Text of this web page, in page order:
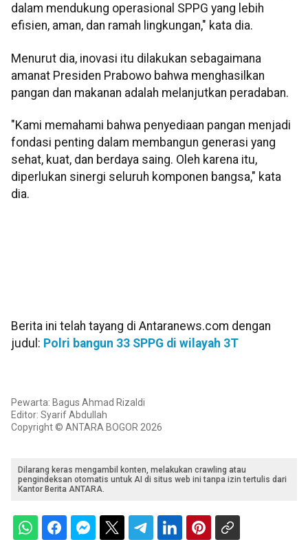
dalam mendukung operasional SPPG yang lebih
efisien, aman, dan ramah lingkungan," kata dia.
Menurut dia, inovasi itu dilakukan sebagaimana
amanat Presiden Prabowo bahwa menghasilkan
pangan dan makanan adalah melanjutkan peradaban.
"Kami memahami bahwa penyediaan pangan menjadi
fondasi penting dalam membangun generasi yang
sehat, kuat, dan berdaya saing. Oleh karena itu,
diperlukan sinergi seluruh komponen bangsa," kata
dia.
Berita ini telah tayang di Antaranews.com dengan
judul: Polri bangun 33 SPPG di wilayah 3T
Pewarta: Bagus Ahmad Rizaldi
Editor: Syarif Abdullah
Copyright © ANTARA BOGOR 2026
Dilarang keras mengambil konten, melakukan crawling atau
pengindeksan otomatis untuk AI di situs web ini tanpa izin tertulis dari
Kantor Berita ANTARA.